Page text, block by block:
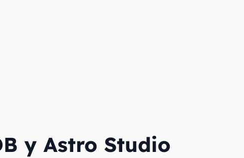
y Astro Studio